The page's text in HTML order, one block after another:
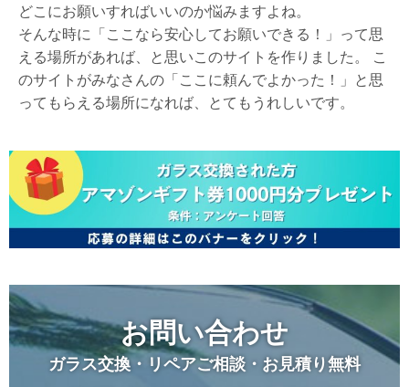
どこにお願いすればいいのか悩みますよね。
そんな時に「ここなら安心してお願いできる！」って思
える場所があれば、と思いこのサイトを作りました。 こ
のサイトがみなさんの「ここに頼んでよかった！」と思
ってもらえる場所になれば、とてもうれしいです。
お問い合わせ
ガラス交換・リペアご相談・お見積り無料